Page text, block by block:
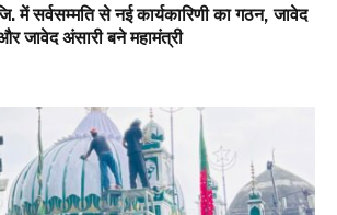
में सर्वसम्मति से नई कार्यकारिणी का गठन, जावेद
और जावेद अंसारी बने महामंत्री